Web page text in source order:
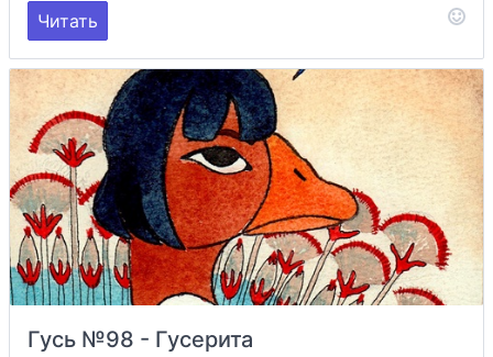
Читать
Гусь №98 - Гусерита